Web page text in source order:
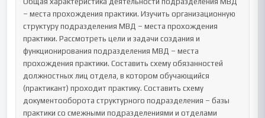
– места прохождения практики. Изучить организационную
структуру подразделения МВД – места прохождения
практики. Рассмотреть цели и задачи создания и
функционирования подразделения МВД – места
прохождения практики. Составить схему обязанностей
должностных лиц отдела, в котором обучающийся
(практикант) проходит практику. Составить схему
документооборота структурного подразделения – базы
практики со смежными подразделениями и отделами